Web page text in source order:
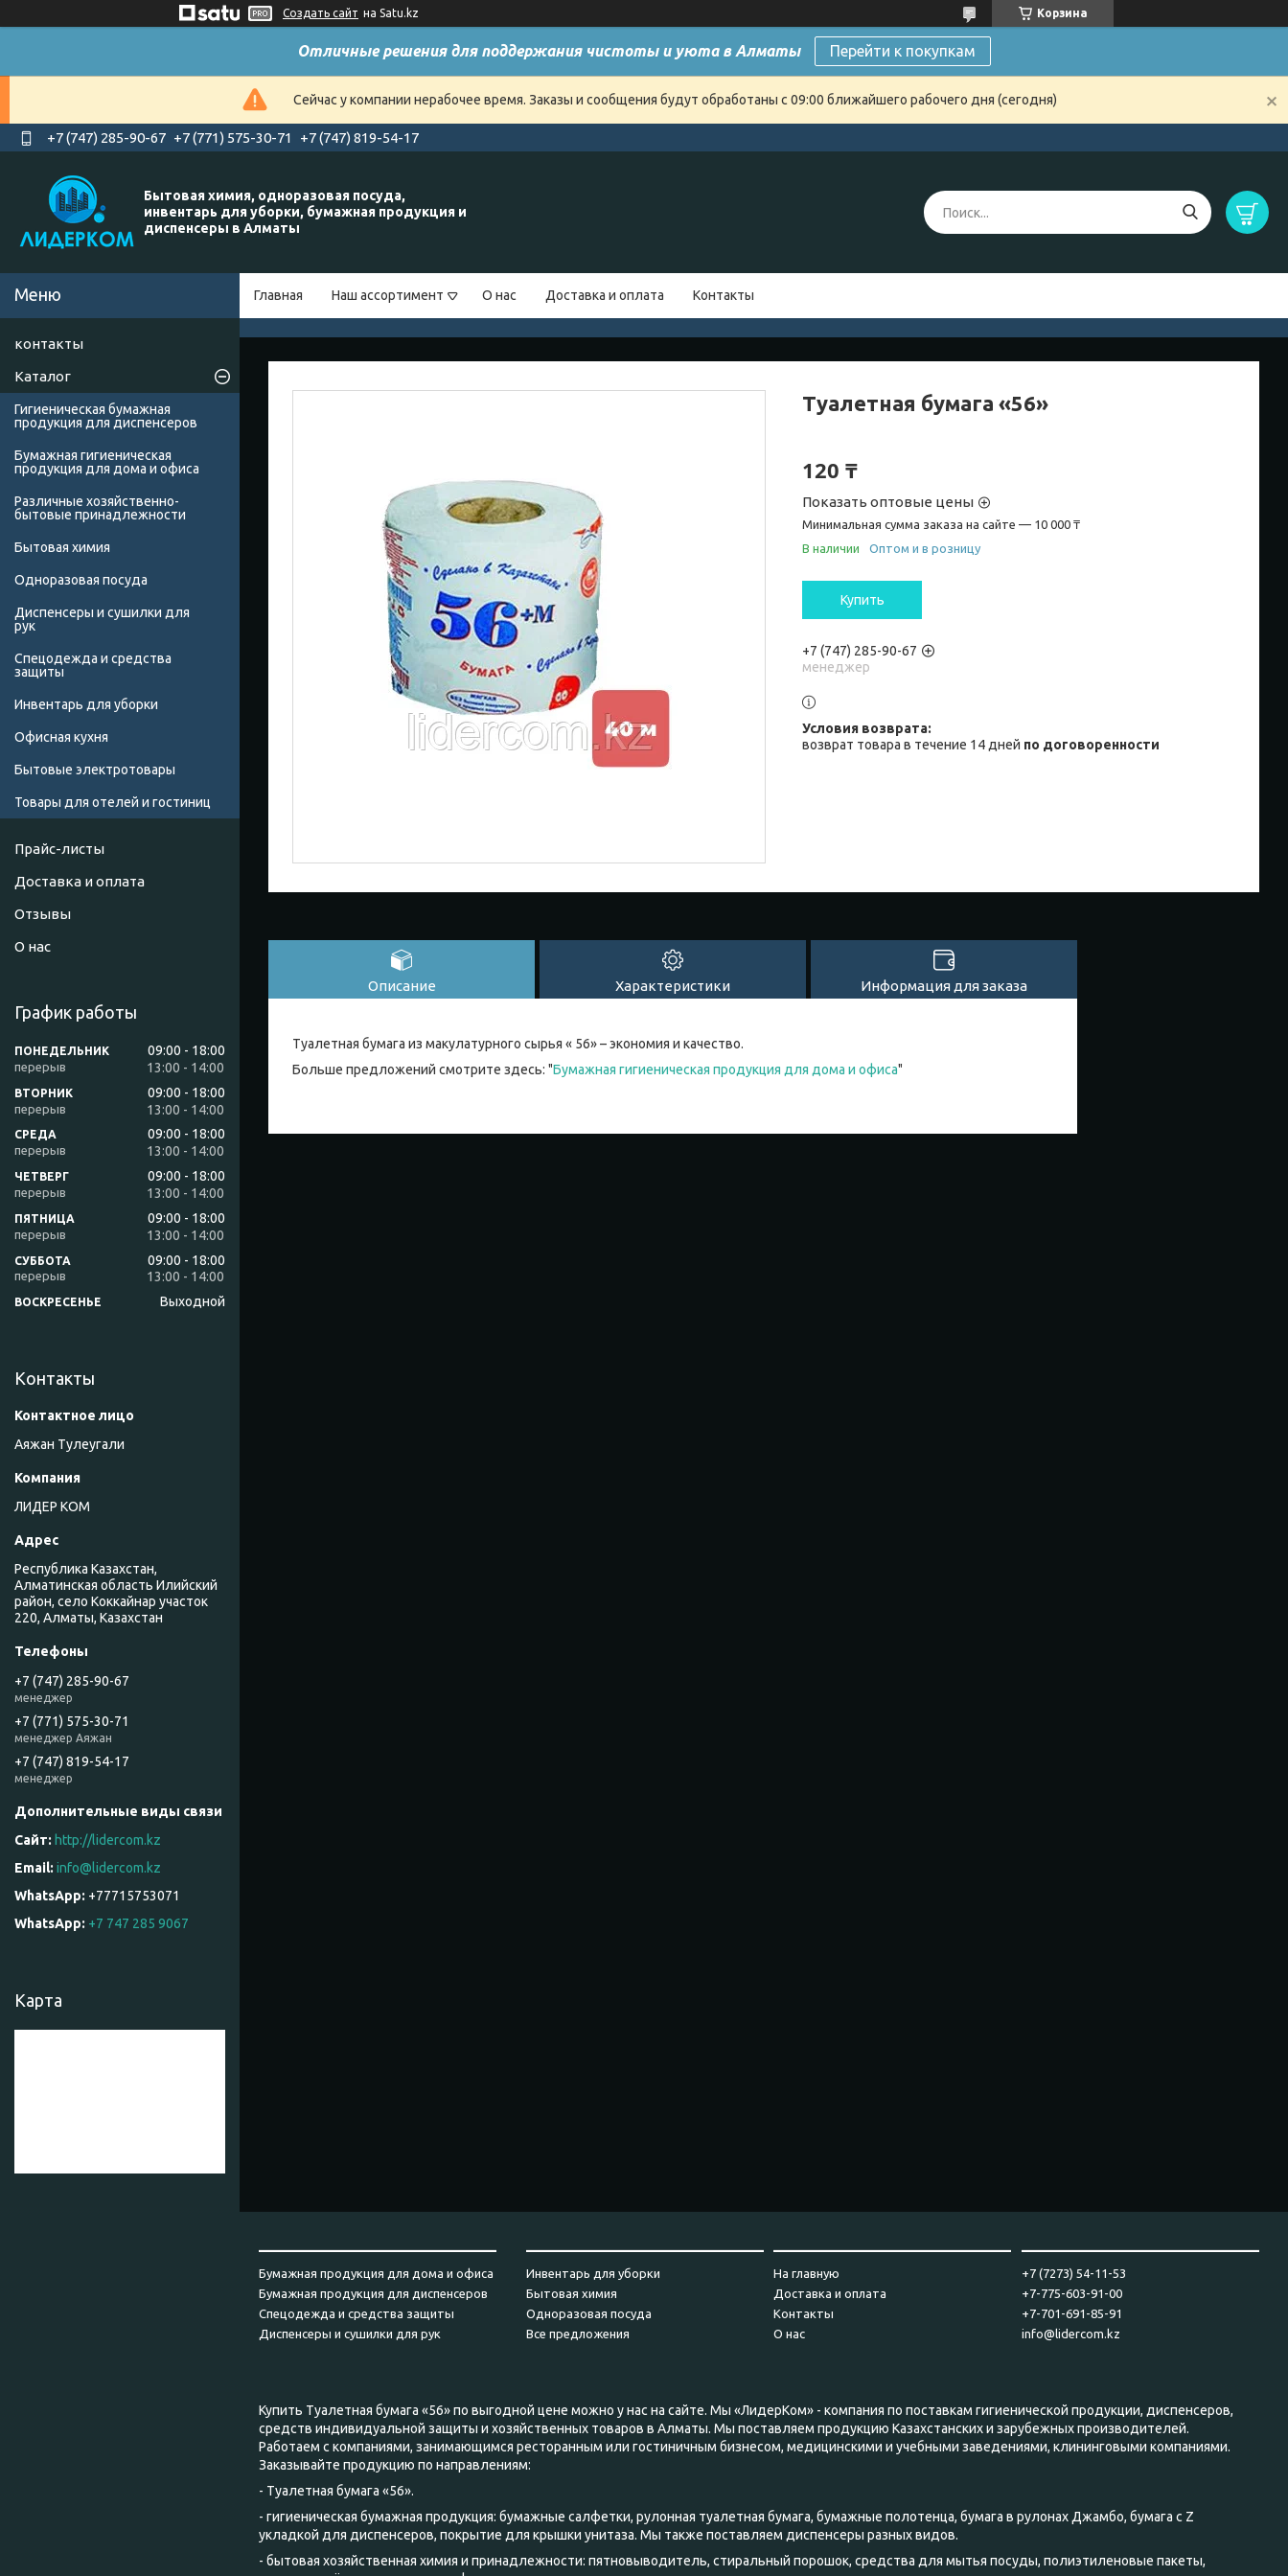
Создать сайт на Satu.kz Корзина
Отличные решения для поддержания чистоты и уюта в Алматы Перейти к покупкам
Сейчас у компании нерабочее время. Заказы и сообщения будут обработаны с 09:00 ближайшего рабочего дня (сегодня)
+7 (747) 285-90-67 +7 (771) 575-30-71 +7 (747) 819-54-17
Бытовая химия, одноразовая посуда,
инвентарь для уборки, бумажная продукция и
диспенсеры в Алматы
Главная Наш ассортимент О нас Доставка и оплата Контакты
Туалетная бумага «56»
120 ₸
Показать оптовые цены
Минимальная сумма заказа на сайте — 10 000 ₸
В наличии
Оптом и в розницу
Купить
+7 (747) 285-90-67
менеджер
возврат товара в течение 14 дней по договоренности
Описание Характеристики Информация для заказа
Туалетная бумага из макулатурного сырья « 56» – экономия и качество.
Больше предложений смотрите здесь: "Бумажная гигиеническая продукция для дома и офиса"
контакты
Каталог
Гигиеническая бумажная
продукция для диспенсеров
Бумажная гигиеническая
продукция для дома и офиса
Различные хозяйственно-
бытовые принадлежности
Бытовая химия
Одноразовая посуда
Диспенсеры и сушилки для
рук
Спецодежда и средства
защиты
Инвентарь для уборки
Офисная кухня
Бытовые электротовары
Товары для отелей и гостиниц
Прайс-листы
Доставка и оплата
Отзывы
О нас
График работы
ПОНЕДЕЛЬНИК 09:00
18:00
13:00
14:00
ВТОРНИК 09:00
18:00
13:00
14:00
СРЕДА 09:00
18:00
13:00
14:00
ЧЕТВЕРГ 09:00
18:00
13:00
14:00
ПЯТНИЦА 09:00
18:00
13:00
14:00
СУББОТА 09:00
18:00
13:00
14:00
ВОСКРЕСЕНЬЕ Выходной
Контакты
Аяжан Тулеугали
ЛИДЕР КОМ
Республика Казахстан,
Алматинская область Илийский
район, село Коккайнар участок
220, Алматы, Казахстан
+7 (747) 285-90-67
менеджер
+7 (771) 575-30-71
менеджер Аяжан
+7 (747) 819-54-17
менеджер
http://lidercom.kz
info@lidercom.kz
+77715753071
WhatsApp +7 747 285 9067
Карта
Бумажная продукция для дома и офиса
Бумажная продукция для диспенсеров
Спецодежда и средства защиты
Диспенсеры и сушилки для рук
Инвентарь для уборки
Бытовая химия
Одноразовая посуда
Все предложения
На главную
Доставка и оплата
Контакты
О нас
+7 (7273) 54-11-53
+7-775-603-91-00
+7-701-691-85-91
info@lidercom.kz
Купить Туалетная бумага «56» по выгодной цене можно у нас на сайте. Мы «ЛидерКом» - компания по поставкам гигиенической продукции, диспенсеров,
средств индивидуальной защиты и хозяйственных товаров в Алматы. Мы поставляем продукцию Казахстанских и зарубежных производителей.
Работаем с компаниями, занимающимся ресторанным или гостиничным бизнесом, медицинскими и учебными заведениями, клининговыми компаниями.
Заказывайте продукцию по направлениям:
- Туалетная бумага «56».
- гигиеническая бумажная продукция: бумажные салфетки, рулонная туалетная бумага, бумажные полотенца, бумага в рулонах Джамбо, бумага с Z
укладкой для диспенсеров, покрытие для крышки унитаза. Мы также поставляем диспенсеры разных видов.
- бытовая хозяйственная химия и принадлежности: пятновыводитель, стиральный порошок, средства для мытья посуды, полиэтиленовые пакеты,